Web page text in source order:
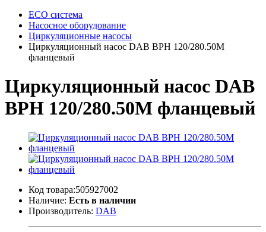
ECO система
Насосное оборудование
Циркуляционные насосы
Циркуляционный насос DAB BPH 120/280.50M
фланцевый
Циркуляционный насос DAB
BPH 120/280.50M фланцевый
Код товара:505927002
Наличие: Есть в наличии
Производитель: DAB